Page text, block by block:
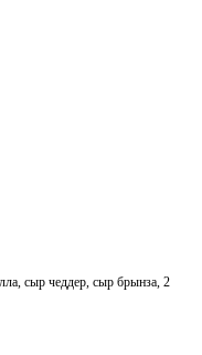
сыр чеддер, сыр брынза, 2